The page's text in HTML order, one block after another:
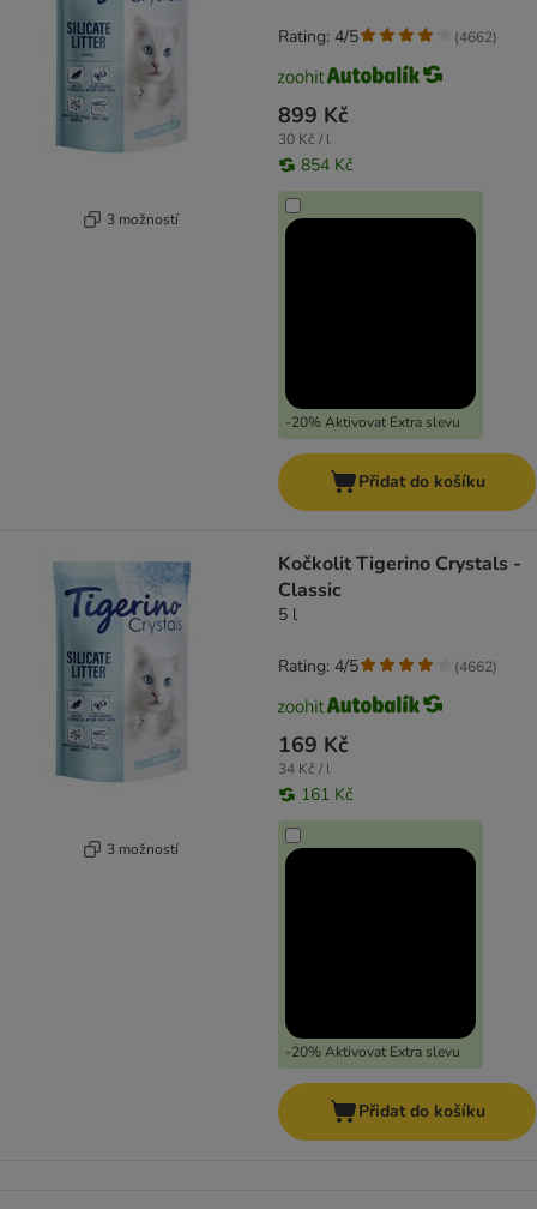
3 možností
899 Kč
30 Kč / l
854 Kč
-20% Aktivovat Extra slevu
Rating: 4/5 (4662)
Přidat do košíku
3 možností
Kočkolit Tigerino Crystals -
Classic
5 l
169 Kč
34 Kč / l
161 Kč
-20% Aktivovat Extra slevu
Rating: 4/5 (4662)
Přidat do košíku